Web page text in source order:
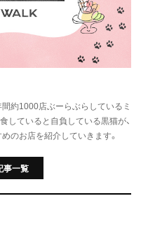
間約1000店ぶーらぶらしているミ
していると自負している黒猫が、
のお店を紹介していきます。
事一覧